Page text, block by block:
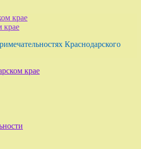
крае
Краснодарского
крае